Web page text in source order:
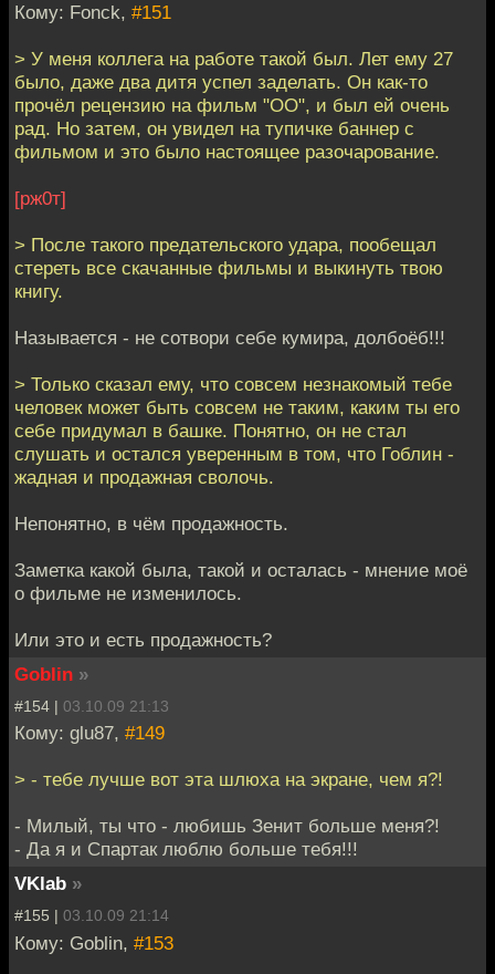
Кому: Fonck, #151
> У меня коллега на работе такой был. Лет ему 27
было, даже два дитя успел заделать. Он как-то
прочёл рецензию на фильм "ОО", и был ей очень
рад. Но затем, он увидел на тупичке баннер с
фильмом и это было настоящее разочарование.
[рж0т]
> После такого предательского удара, пообещал
стереть все скачанные фильмы и выкинуть твою
книгу.
Называется - не сотвори себе кумира, долбоёб!!!
> Только сказал ему, что совсем незнакомый тебе
человек может быть совсем не таким, каким ты его
себе придумал в башке. Понятно, он не стал
слушать и остался уверенным в том, что Гоблин -
жадная и продажная сволочь.
Непонятно, в чём продажность.
Заметка какой была, такой и осталась - мнение моё
о фильме не изменилось.
Или это и есть продажность?
Goblin »
#154 | 03.10.09 21:13
Кому: glu87, #149
> - тебе лучше вот эта шлюха на экране, чем я?!
- Милый, ты что - любишь Зенит больше меня?!
- Да я и Спартак люблю больше тебя!!!
VKlab »
#155 | 03.10.09 21:14
Кому: Goblin, #153